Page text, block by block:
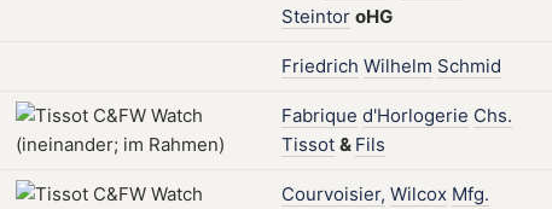
Steintor oHG
Friedrich Wilhelm Schmid
Fabrique d'Horlogerie Chs.
Tissot & Fils
Courvoisier, Wilcox Mfg.